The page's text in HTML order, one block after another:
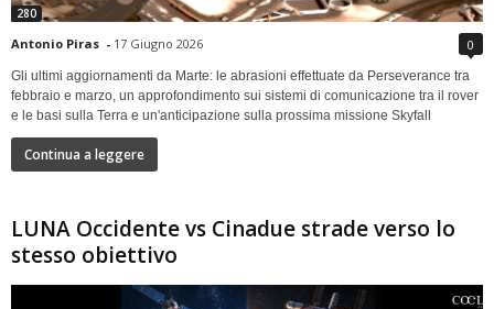
280
Antonio Piras - 17 Giugno 2026 0
Gli ultimi aggiornamenti da Marte: le abrasioni effettuate da Perseverance tra
febbraio e marzo, un approfondimento sui sistemi di comunicazione tra il rover
e le basi sulla Terra e un'anticipazione sulla prossima missione Skyfall
Continua a leggere
LUNA Occidente vs Cinadue strade verso lo
stesso obiettivo